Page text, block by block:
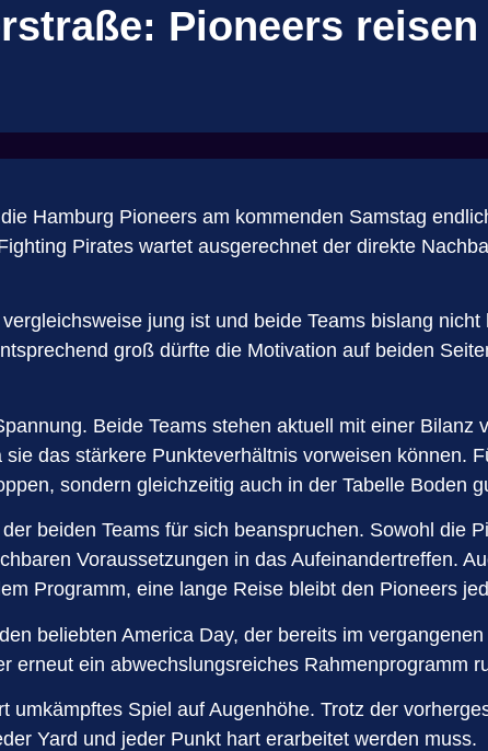
Pioneers reisen
Hamburg Pioneers am kommenden Samstag
Pirates wartet ausgerechnet der direkte
jung ist und beide Teams bislang
groß dürfte die Motivation auf beiden
Beide Teams stehen aktuell mit einer
das stärkere Punkteverhältnis vorweisen können.
sondern gleichzeitig auch in der Tabelle Boden
beiden Teams für sich beanspruchen. Sowohl die
Voraussetzungen in das Aufeinandertreffen.
Programm, eine lange Reise bleibt den Pioneers
beliebten America Day, der bereits im
erneut ein abwechslungsreiches Rahmenprogramm
umkämpftes Spiel auf Augenhöhe. Trotz der
Yard und jeder Punkt hart erarbeitet werden muss.